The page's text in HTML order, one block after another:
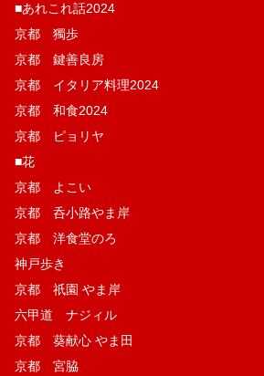
■あれこれ話2024
京都 獨歩
京都 鍵善良房
京都 イタリア料理2024
京都 和食2024
京都 ピョリヤ
■花
京都 よこい
京都 呑小路やま岸
京都 洋食堂のろ
神戸歩き
京都 祇園 やま岸
六甲道 ナジィル
京都 葵献心 やま田
京都 宮脇